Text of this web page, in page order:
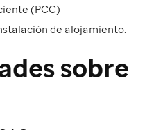
(PCC)
de alojamiento.
sobre